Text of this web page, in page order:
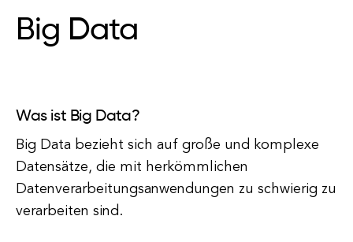
Big Data
Was ist Big Data?
Big Data bezieht sich auf große und komplexe
Datensätze, die mit herkömmlichen
Datenverarbeitungsanwendungen zu schwierig zu
verarbeiten sind.